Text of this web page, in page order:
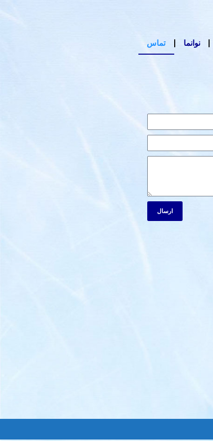
نوانما تماس
ارسال